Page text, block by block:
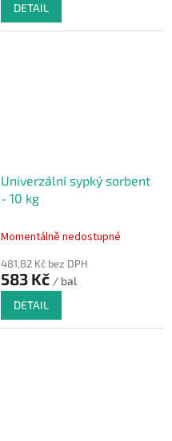
DETAIL
Univerzální sypký sorbent
- 10 kg
Momentálně nedostupné
481,82 Kč bez DPH
583 Kč / bal
DETAIL